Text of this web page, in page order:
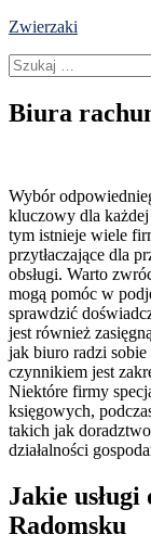
Skip
content
Zwierzaki
Szukaj:
Biura
Wybór
kluczowy dla
tym istnieje wiele
przytłaczające dla
obsługi. Warto
mogą pomóc w
sprawdzić
jest również
jak biuro radzi
czynnikiem jest
Niektóre firmy
księgowych,
takich jak
działalności
Jakie
Radomsku